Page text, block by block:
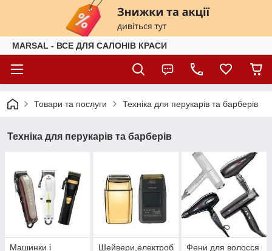
MARSAL - ВСЕ ДЛЯ САЛОНІВ КРАСИ
Товари та послуги Техніка для перукарів та барберів
Техніка для перукарів та барберів
Машинки і
Шейвери,електроб
Фени для волосся